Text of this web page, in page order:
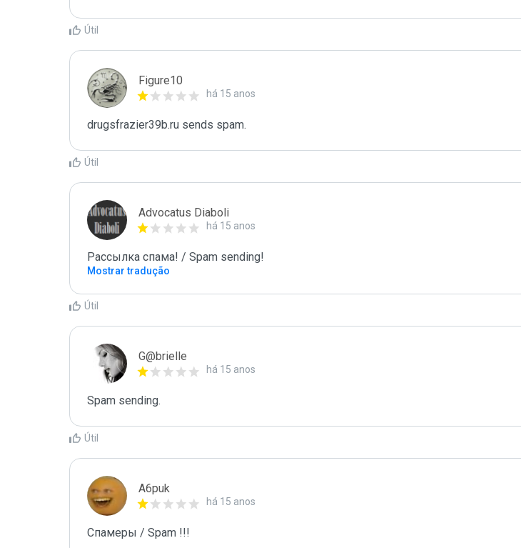
Útil
Figure10
há 15 anos
drugsfrazier39b.ru sends spam.
Útil
Advocatus Diaboli
há 15 anos
Рассылка спама! / Spam sending!
Mostrar tradução
Útil
G@brielle
há 15 anos
Spam sending.
Útil
A6puk
há 15 anos
Спамеры / Spam !!!